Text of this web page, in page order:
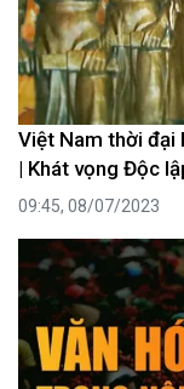
Việt Nam thời đại
| Khát vọng Độc
09:45, 08/07/2023